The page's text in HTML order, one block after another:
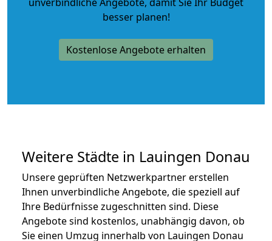
besser planen!
Kostenlose Angebote erhalten
Weitere Städte in Lauingen Donau
Unsere geprüften Netzwerkpartner erstellen
Ihnen unverbindliche Angebote, die speziell auf
Ihre Bedürfnisse zugeschnitten sind. Diese
Angebote sind kostenlos, unabhängig davon, ob
Sie einen Umzug innerhalb von Lauingen Donau